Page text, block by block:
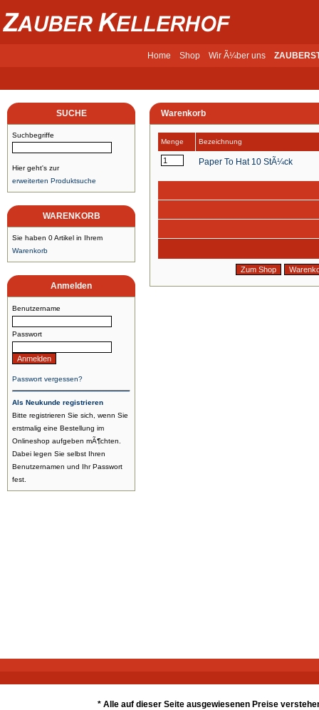
Home Shop Wir Ã¼ber uns
SUCHE
Suchbegriffe
Hier geht's zur
erweiterten Produktsuche
WARENKORB
Sie haben 0 Artikel in Ihrem
Warenkorb
Anmelden
Benutzername
Passwort
Passwort vergessen?
Als Neukunde registrieren
Bitte registrieren Sie sich, wenn Sie
erstmalig eine Bestellung im
Onlineshop aufgeben mÃ¶chten.
Dabei legen Sie selbst Ihren
Benutzernamen und Ihr Passwort
fest.
Warenkorb
Menge Bezeichnung
Paper To Hat 10 StÃ¼ck
* Alle auf dieser Seite ausgewiesenen Preise